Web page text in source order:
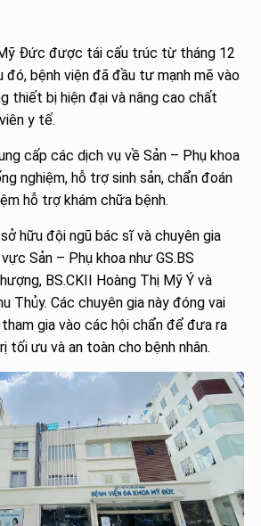
Đức được tái cấu trúc từ tháng 12
đó, bệnh viện đã đầu tư mạnh mẽ vào
thiết bị hiện đại và nâng cao chất
y tế.
cấp các dịch vụ về Sản – Phụ khoa
nghiệm, hỗ trợ sinh sản, chẩn đoán
hỗ trợ khám chữa bệnh.
hữu đội ngũ bác sĩ và chuyên gia
Sản – Phụ khoa như GS.BS
BS.CKII Hoàng Thị Mỹ Ý và
Thủy. Các chuyên gia này đóng vai
gia vào các hội chẩn để đưa ra
tối ưu và an toàn cho bệnh nhân.